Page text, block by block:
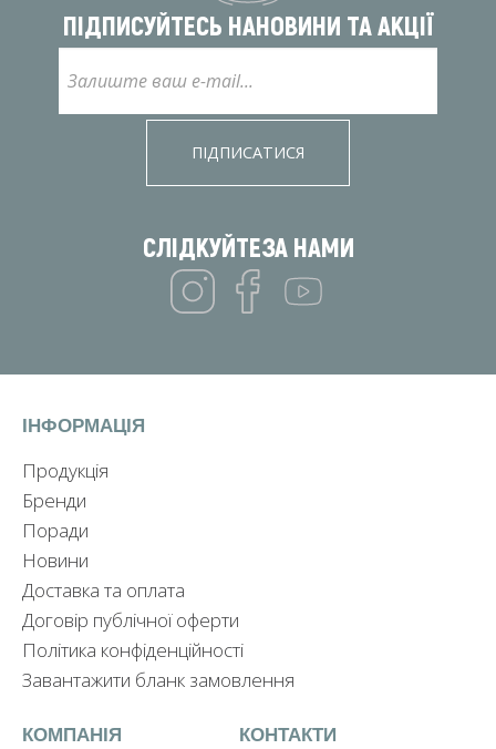
ПІДПИСУЙТЕСЬ НАНОВИНИ ТА АКЦІЇ
ПІДПИСАТИСЯ
СЛІДКУЙТЕЗА НАМИ
ІНФОРМАЦІЯ
Продукція
Бренди
Поради
Новини
Доставка та оплата
Договір публічної оферти
Політика конфіденційності
Завантажити бланк замовлення
КОМПАНІЯ КОНТАКТИ